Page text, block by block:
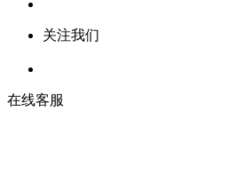
关注我们
在线客服